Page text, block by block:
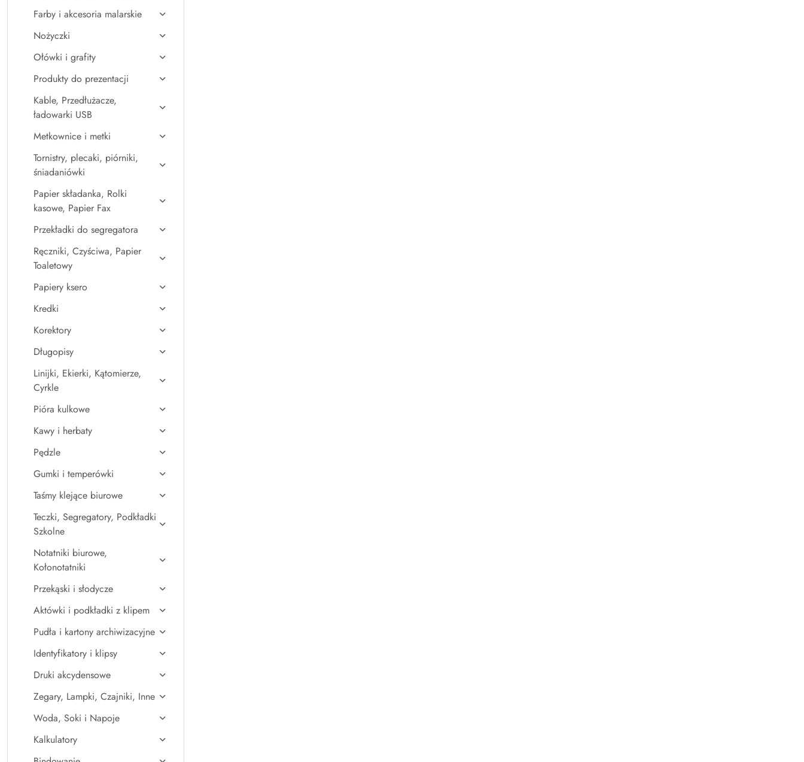
Farby i akcesoria malarskie
Nożyczki
Ołówki i grafity
Produkty do prezentacji
Kable, Przedłużacze,
ładowarki USB
Metkownice i metki
Tornistry, plecaki, piórniki,
śniadaniówki
Papier składanka, Rolki
kasowe, Papier Fax
Przekładki do segregatora
Ręczniki, Czyściwa, Papier
Toaletowy
Papiery ksero
Kredki
Korektory
Długopisy
Linijki, Ekierki, Kątomierze,
Cyrkle
Pióra kulkowe
Kawy i herbaty
Pędzle
Gumki i temperówki
Taśmy klejące biurowe
Teczki, Segregatory, Podkładki
Szkolne
Notatniki biurowe,
Kołonotatniki
Przekąski i słodycze
Aktówki i podkładki z klipem
Pudła i kartony archiwizacyjne
Identyfikatory i klipsy
Druki akcydensowe
Zegary, Lampki, Czajniki, Inne
Woda, Soki i Napoje
Kalkulatory